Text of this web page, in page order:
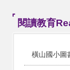
閱讀教育
橫山國小圖